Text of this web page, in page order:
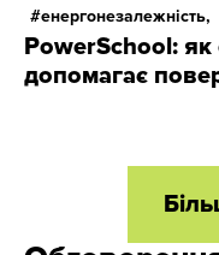
енергонезалежність,
PowerSchool: як
допомагає